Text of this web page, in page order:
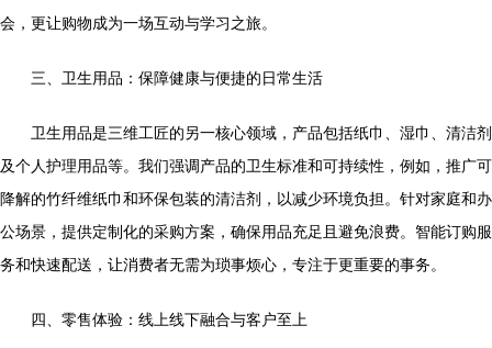
会，更让购物成为一场互动与学习之旅。
三、卫生用品：保障健康与便捷的日常生活
卫生用品是三维工匠的另一核心领域，产品包括纸巾、湿巾、清洁剂
及个人护理用品等。我们强调产品的卫生标准和可持续性，例如，推广可
降解的竹纤维纸巾和环保包装的清洁剂，以减少环境负担。针对家庭和办
公场景，提供定制化的采购方案，确保用品充足且避免浪费。智能订购服
务和快速配送，让消费者无需为琐事烦心，专注于更重要的事务。
四、零售体验：线上线下融合与客户至上